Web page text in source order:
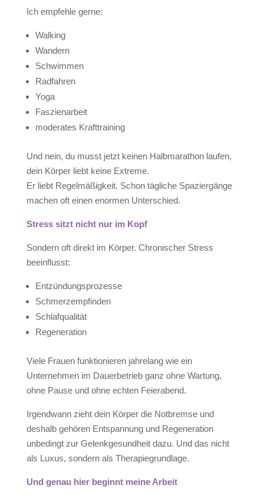
Ich empfehle gerne:
Walking
Wandern
Schwimmen
Radfahren
Yoga
Faszienarbeit
moderates Krafttraining
Und nein, du musst jetzt keinen Halbmarathon laufen,
dein Körper liebt keine Extreme.
Er liebt Regelmäßigkeit. Schon tägliche Spaziergänge
machen oft einen enormen Unterschied.
Stress sitzt nicht nur im Kopf
Sondern oft direkt im Körper. Chronischer Stress
beeinflusst:
Entzündungsprozesse
Schmerzempfinden
Schlafqualität
Regeneration
Viele Frauen funktionieren jahrelang wie ein
Unternehmen im Dauerbetrieb ganz ohne Wartung,
ohne Pause und ohne echten Feierabend.
Irgendwann zieht dein Körper die Notbremse und
deshalb gehören Entspannung und Regeneration
unbedingt zur Gelenkgesundheit dazu. Und das nicht
als Luxus, sondern als Therapiegrundlage.
Und genau hier beginnt meine Arbeit